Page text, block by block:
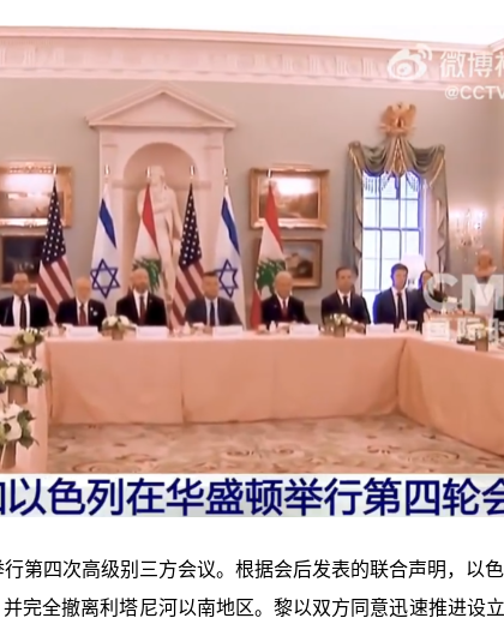
第四次高级别三方会议。根据会后发表的联合声明，以
完全撤离利塔尼河以南地区。黎以双方同意迅速推进设立